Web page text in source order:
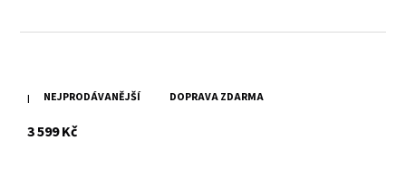
NEJPRODÁVANĚJŠÍ DOPRAVA ZDARMA
Hnědá kožená taška Divoký býk
3 599 Kčs DPH